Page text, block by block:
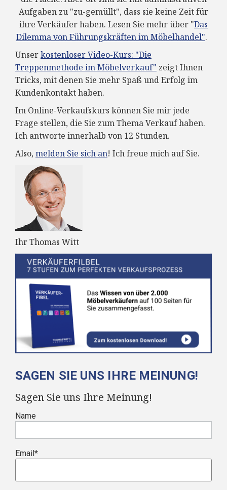
Aufgaben zu "zu-gemüllt", dass sie keine Zeit für
ihre Verkäufer haben. Lesen Sie mehr über "Das
Dilemma von Führungskräften im Möbelhandel".
Unserkostenloser Video-Kurs: "Die
Treppenmethode im Möbelverkauf" zeigt Ihnen
Tricks, mit denen Sie mehr Spaß und Erfolg im
Kundenkontakt haben.
Im Online-Verkaufskurs können Sie mir jede
Frage stellen, die Sie zum Thema Verkauf haben.
Ich antworte innerhalb von 12 Stunden.
Also, melden Sie sich an! Ich freue mich auf Sie.
Ihr Thomas Witt
SAGEN SIE UNS IHRE MEINUNG!
Sagen Sie uns Ihre Meinung!
Name
Email*